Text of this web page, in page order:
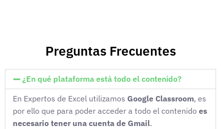
Preguntas Frecuentes
¿En qué plataforma está todo el contenido?
En Expertos de Excel utilizamos Google Classroom, es
por ello que para poder acceder a todo el contenido es
necesario tener una cuenta de Gmail.